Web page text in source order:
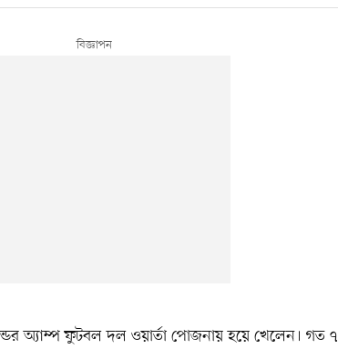
অ্যাম্প ফুটবল দল ওয়ার্তা পোজনায় হয়ে খেলেন। গত ৭